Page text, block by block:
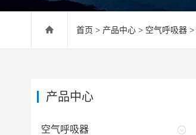
首页 > 产品中心 > 空气呼吸器 >
产品中心
空气呼吸器